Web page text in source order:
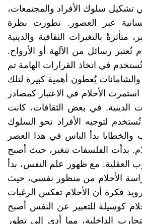
تشكيل سلوك الأفراد والمجتمعات،
عبر العصور. تطورت نظرة
بالتغيرات الثقافية والدينية
تُعتبر رسائل من الآلهة أو الأرواح.
في اتخاذ القرارات الهامة تم
يُعطون أهمية كبيرة لتلك
استمرت الأحلام في الاعتبار كمصادر
الدينية. في بعض الثقافات، كانت
تُستخدم لتوجيه الأفراد نحو السلوك
والخطايا بدأ الناس في هذا العصر
بدأت الفلسفات تتغير، حيث أصبح
العقلية. مع ظهور علم النفس، بدأ
الأحلام من منظور نفسي، حيث
فكرة أن الأحلام تعكس الرغبات
كوسيلة للتعبير عن النفس أصبح
الداخلية، مما أدى إلى تطور